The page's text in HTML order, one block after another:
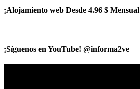
¡Alojamiento web Desde 4.96 $ Mensual
¡Síguenos en YouTube! @informa2ve